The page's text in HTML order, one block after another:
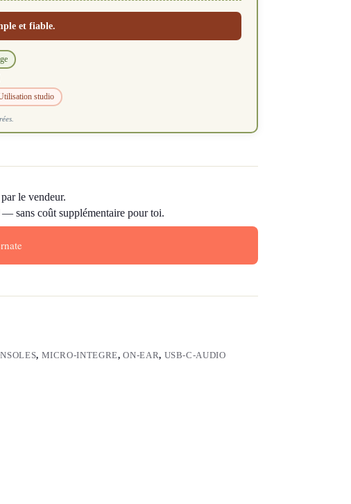
et fiable.
studio
le vendeur.
sans coût supplémentaire pour toi.
, MICRO-INTEGRE,ON-EAR, USB-C-AUDIO